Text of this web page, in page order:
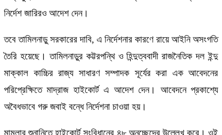
নির্দেশ জারিরও আদেশ দেন।
তবে তামিলনাড়ু সরকারের দাবি, এ নির্দেশনার কারণে রায়ে আইনি অসংগতি
তৈরি হয়েছে। তামিলনাড়ুর কট্টরপন্থি ও হিন্দুত্ববাদী রাজনৈতিক দল ইন্দু
মাক্কাল কাচ্চির রাজ্য সাধারণ সম্পাদক সূর্যের করা এক আবেদনের
পরিপ্রেক্ষিতে মাদ্রাজ হাইকোর্ট এ আদেশ দেন। আবেদনে প্রকাশ্যে
অবৈধভাবে গরু জবাই বন্ধে নির্দেশনা চাওয়া হয়।
মামলার শুনানিতে হাইকোর্ট সংবিধানের ৪৮ অনুচ্ছেদের উল্লেখ করে। ওই